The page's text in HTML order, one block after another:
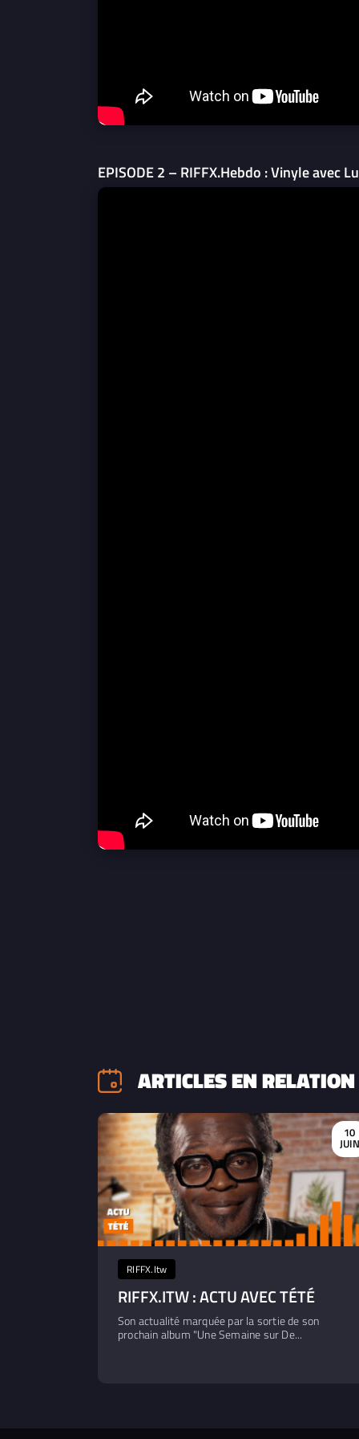
EPISODE 2 – RIFFX.Hebdo : Vinyle avec
ARTICLES EN RELATION
10
JUIN
RIFFX.Itw
RIFFX.ITW : ACTU AVEC TÉTÉ
Son actualité marquée par la sortie de son
prochain album "Une Semaine sur De...